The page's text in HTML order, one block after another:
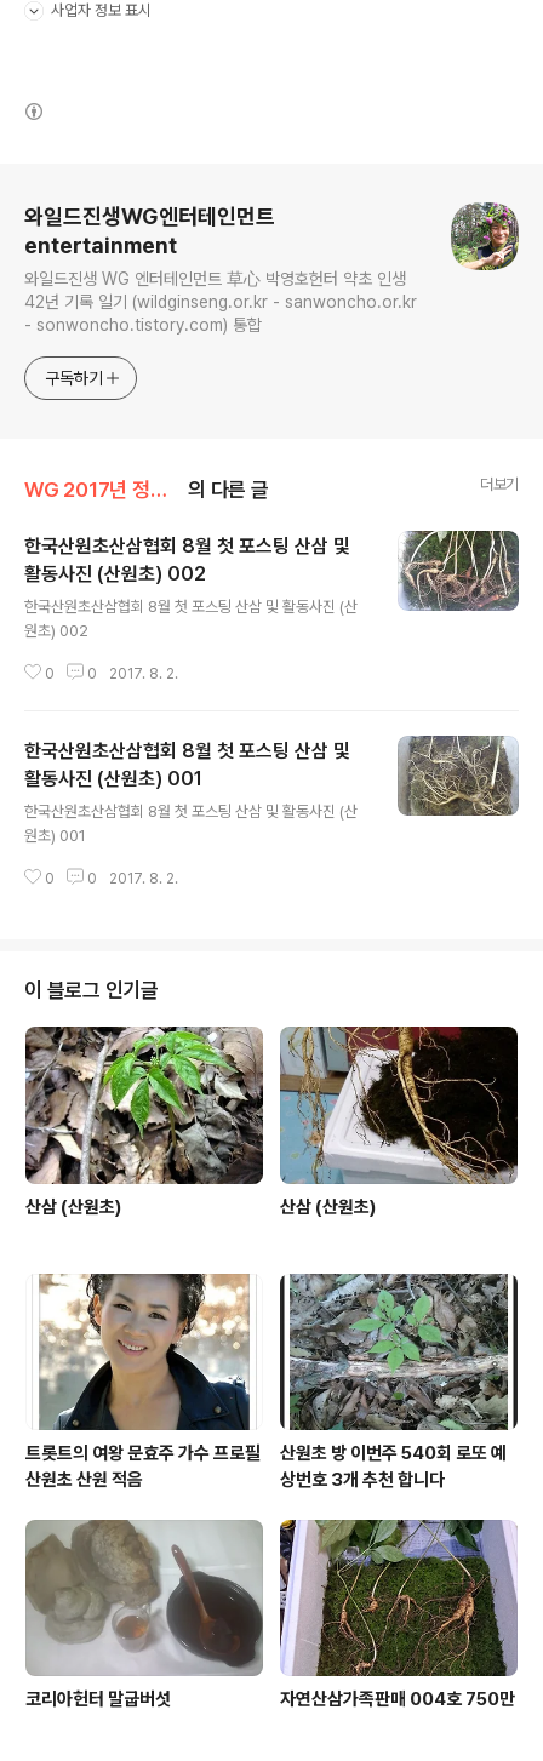
사업자 정보 표시
와일드진생WG엔터테인먼트
entertainment
와일드진생 WG 엔터테인먼트 草心 박영호헌터 약초 인생
42년 기록 일기 (wildginseng.or.kr - sanwoncho.or.kr
- sonwoncho.tistory.com) 통합
구독하기
WG 2017년 정유년 기록 의 다른 글 더보기
한국산원초산삼협회 8월 첫 포스팅 산삼 및
활동사진 (산원초) 002
한국산원초산삼협회 8월 첫 포스팅 산삼 및 활동사진 (산
원초) 002
0 0 2017. 8. 2.
한국산원초산삼협회 8월 첫 포스팅 산삼 및
활동사진 (산원초) 001
한국산원초산삼협회 8월 첫 포스팅 산삼 및 활동사진 (산
원초) 001
0 0 2017. 8. 2.
이 블로그 인기글
산삼 (산원초) 산삼 (산원초)
트롯트의 여왕 문효주 가수 프로필
산원초 산원 적음
산원초 방 이번주 540회 로또 예
상번호 3개 추천 합니다
코리아헌터 말굽버섯 자연산삼가족판매 004호 750만